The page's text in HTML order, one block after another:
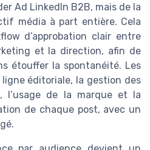
Ad LinkedIn B2B, mais de la
média à part entière. Cela
d’approbation clair entre
et la direction, afin de
étouffer la spontanéité. Les
éditoriale, la gestion des
l’usage de la marque et la
de chaque post, avec un